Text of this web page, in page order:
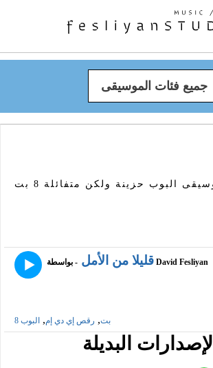
جميع فئات الموسيقى
قليلا من الأمل - بواسطة David Fesliyan
8 بت, رقص إي دي إم, البوب
الإصدارات البديلة